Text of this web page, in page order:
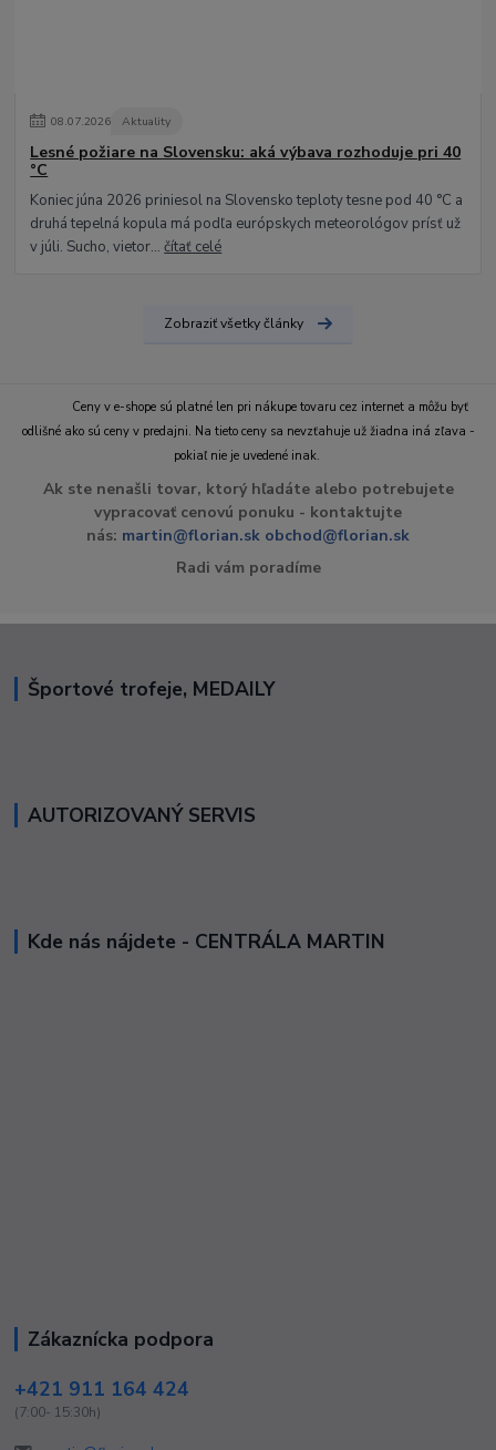
08.07.2026 Aktuality
Lesné požiare na Slovensku: aká výbava rozhoduje pri 40
°C
Koniec júna 2026 priniesol na Slovensko teploty tesne pod 40 °C a
druhá tepelná kopula má podľa európskych meteorológov prísť už
v júli. Sucho, vietor...čítať celé
Zobraziť všetky články
Ceny v e-shope sú platné len pri nákupe tovaru cez internet a môžu byť
odlišné ako sú ceny v predajni. Na tieto ceny sa nevzťahuje už žiadna iná zľava -
pokiaľ nie je uvedené inak.
Ak ste nenašli tovar, ktorý hľadáte alebo potrebujete
vypracovať cenovú ponuku - kontaktujte
nás: martin@florian.sk obchod@florian.sk
Radi vám poradíme
Športové trofeje, MEDAILY
AUTORIZOVANÝ SERVIS
Kde nás nájdete - CENTRÁLA MARTIN
Zákaznícka podpora
+421 911 164 424
(7:00- 15:30h)